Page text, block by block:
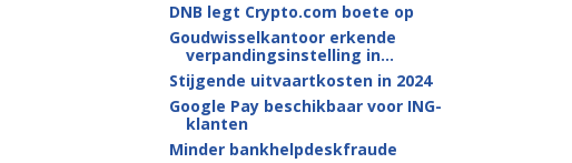
DNB legt Crypto.com boete op
Goudwisselkantoor erkende
verpandingsinstelling in...
Stijgende uitvaartkosten in 2024
Google Pay beschikbaar voor ING-
klanten
Minder bankhelpdeskfraude